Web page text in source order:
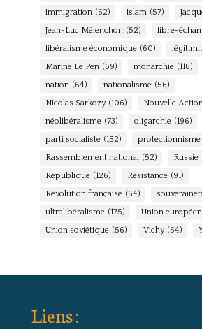
immigration (62) islam (57)
Jean-Luc Mélenchon (52) libre-
libéralisme économique (60)
Marine Le Pen (69) monarchie (118)
nation (64) nationalisme (56)
Nicolas Sarkozy (106) Nouvelle
néolibéralisme (73) oligarchie (196)
parti socialiste (152) protectionnisme
Rassemblement national (52) Russie
République (126) Résistance (91)
Révolution française (64)
ultralibéralisme (175) Union
Union soviétique (56) Vichy (54)
Liens :